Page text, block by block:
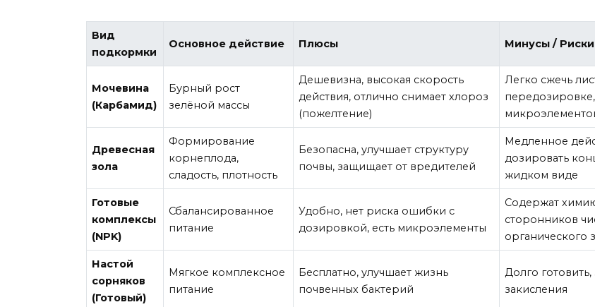
Вид
подкормки
Основное действие Плюсы Минусы / Риски
Мочевина
(Карбамид)
Бурный рост
зелёной массы
Дешевизна, высокая скорость
действия, отлично снимает хлороз
(пожелтение)
Легко сжечь
Древесная
зола
Формирование
корнеплода,
сладость, плотность
Безопасна, улучшает структуру
почвы, защищает от вредителей
Медленное
дозировать
жидком виде
Готовые
комплексы
(NPK)
Сбалансированное
питание
Удобно, нет риска ошибки с
дозировкой, есть микроэлементы
Содержат
сторонников
органического
Настой
сорняков
(Готовый)
Мягкое комплексное
питание
Бесплатно, улучшает жизнь
почвенных бактерий
Долго
закисления